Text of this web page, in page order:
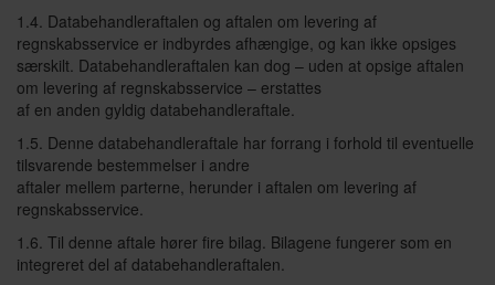
1.4. Databehandleraftalen og aftalen om levering af
regnskabsservice er indbyrdes afhængige, og kan ikke opsiges
særskilt. Databehandleraftalen kan dog – uden at opsige aftalen
om levering af regnskabsservice – erstattes
af en anden gyldig databehandleraftale.
1.5. Denne databehandleraftale har forrang i forhold til eventuelle
tilsvarende bestemmelser i andre
aftaler mellem parterne, herunder i aftalen om levering af
regnskabsservice.
1.6. Til denne aftale hører fire bilag. Bilagene fungerer som en
integreret del af databehandleraftalen.